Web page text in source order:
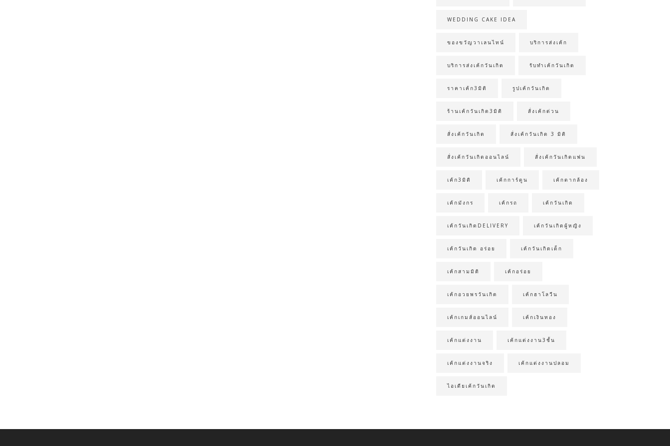
WEDDING CAKE IDEA
ของขวัญวาเลนไทน์ บริการส่งเค้ก
บริการส่งเค้กวันเกิด รับทำเค้กวันเกิด
ราคาเค้ก3มิติ รูปเค้กวันเกิด
ร้านเค้กวันเกิด3มิติ สั่งเค้กด่วน
สั่งเค้กวันเกิด สั่งเค้กวันเกิด 3 มิติ
สั่งเค้กวันเกิดออนไลน์ สั่งเค้กวันเกิดแฟน
เค้ก3มิติ เค้กการ์ตูน เค้กตากล้อง
เค้กมังกร เค้กรถ เค้กวันเกิด
เค้กวันเกิดDELIVERY เค้กวันเกิดผู้หญิง
เค้กวันเกิด อร่อย เค้กวันเกิดเด็ก
เค้กสามมิติ เค้กอร่อย
เค้กอวยพรวันเกิด เค้กฮาโลวีน
เค้กเกมส์ออนไลน์ เค้กเงินทอง
เค้กแต่งงาน เค้กแต่งงาน3ชั้น
เค้กแต่งงานจริง เค้กแต่งงานปลอม
ไอเดียเค้กวันเกิด